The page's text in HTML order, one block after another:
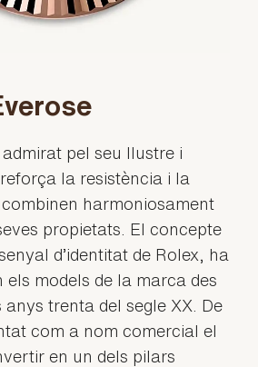
admirat pel seu llustre i
la resistència i la
harmoniosament
propietats. El concepte
d’identitat de Rolex, ha
els models de la marca des
anys trenta del segle XX. De
com a nom comercial el
en un dels pilars